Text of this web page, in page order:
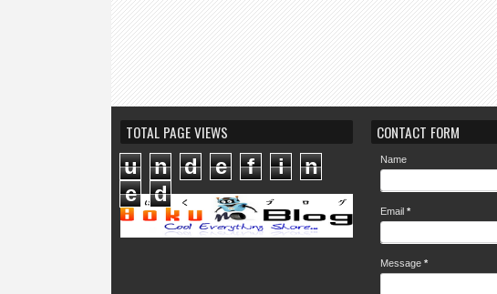
TOTAL PAGE VIEWS
u n d e f i
n
e
d
CONTACT FORM
Name
Email *
Message *